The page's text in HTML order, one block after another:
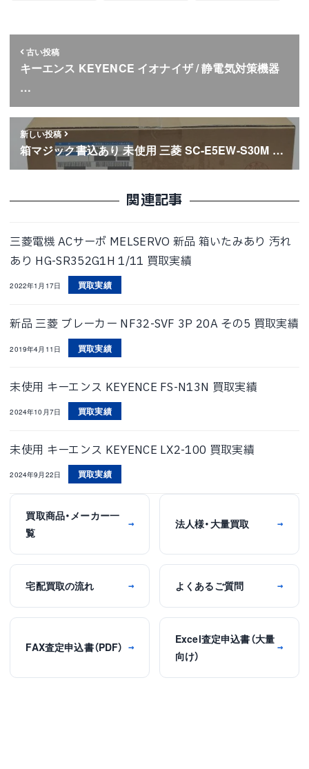
古い投稿
キーエンス KEYENCE イオナイザ / 静電気対策機器
…
新しい投稿
箱マジック書込あり 未使用 三菱 SC-E5EW-S30M …
関連記事
三菱電機 ACサーボ MELSERVO 新品 箱いたみあり 汚れ
あり HG-SR352G1H 1/11 買取実績
2022年1月17日 買取実績
新品 三菱 ブレーカー NF32-SVF 3P 20A その5 買取実績
2019年4月11日 買取実績
未使用 キーエンス KEYENCE FS-N13N 買取実績
2024年10月7日 買取実績
未使用 キーエンス KEYENCE LX2-100 買取実績
2024年9月22日 買取実績
買取商品・メーカー一
覧
→ 法人様・大量買取 →
宅配買取の流れ → よくあるご質問 →
FAX査定申込書（PDF） →
Excel査定申込書（大量
向け）
→